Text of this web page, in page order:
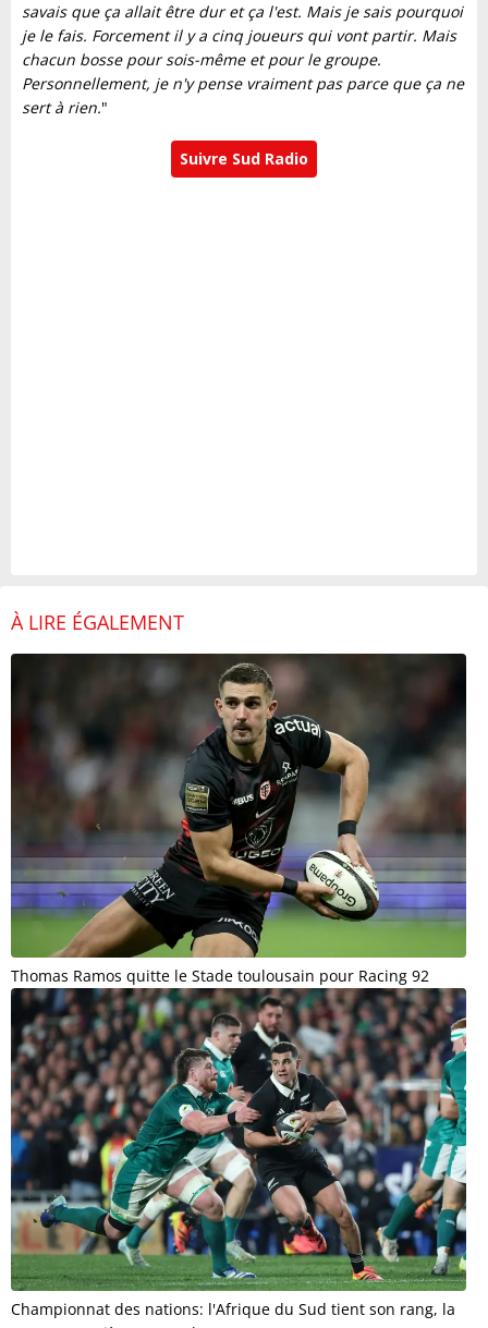
savais que ça allait être dur et ça l'est. Mais je sais pourquoi
je le fais. Forcement il y a cinq joueurs qui vont partir. Mais
chacun bosse pour sois-même et pour le groupe.
Personnellement, je n'y pense vraiment pas parce que ça ne
sert à rien."
Suivre Sud Radio
À LIRE ÉGALEMENT
Thomas Ramos quitte le Stade toulousain pour Racing 92
Championnat des nations: l'Afrique du Sud tient son rang, la